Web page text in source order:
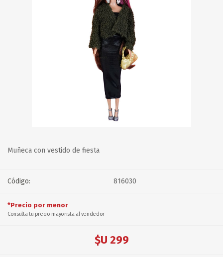
Muñeca con vestido de fiesta
Código: 816030
*Precio por menor
Consulta tu precio mayorista al vendedor
$U 299